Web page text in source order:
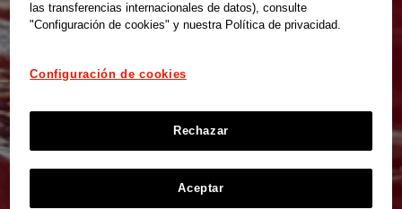
las transferencias internacionales de datos), consulte
"Configuración de cookies" y nuestra Política de privacidad.
Configuración de cookies
Rechazar
Aceptar